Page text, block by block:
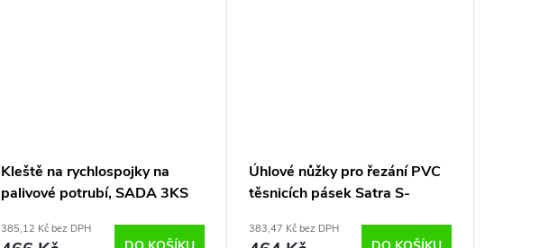
Kleště na rychlospojky na
palivové potrubí, SADA 3KS
385,12 Kč bez DPH
Úhlové nůžky pro řezání PVC
těsnicích pásek Satra S-
383,47 Kč bez DPH